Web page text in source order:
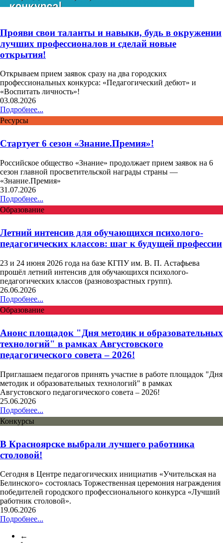
Прояви свои таланты и навыки, будь в окружении
лучших профессионалов и сделай новые
открытия!
Открываем прием заявок сразу на два городских
профессиональных конкурса: «Педагогический дебют» и
«Воспитать личность»!
03.08.2026
Подробнее...
Ресурсы
Стартует 6 сезон «Знание.Премия»!
Российское общество «Знание» продолжает прием заявок на 6
сезон главной просветительской награды страны —
«Знание.Премия»
31.07.2026
Подробнее...
Образование
Летний интенсив для обучающихся психолого-
педагогических классов: шаг к будущей профессии
прошёл летний интенсив для обучающихся психолого-
педагогических классов (разновозрастных групп).
26.06.2026
Подробнее...
Образование
технологий" в рамках Августовского
педагогического совета – 2026!
Приглашаем педагогов принять участие в работе площадок "Дня
методик и образовательных технологий" в рамках
Августовского педагогического совета – 2026!
25.06.2026
Подробнее...
Конкурсы